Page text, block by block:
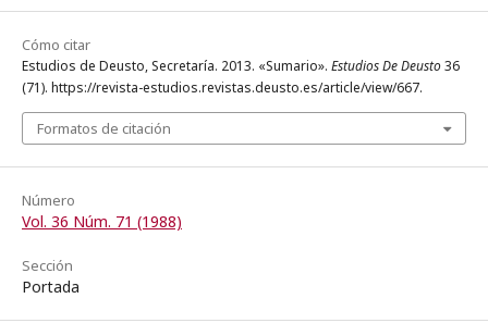
Cómo citar
Estudios de Deusto, Secretaría. 2013. «Sumario». Estudios De Deusto36
(71). https://revista-estudios.revistas.deusto.es/article/view/667.
Formatos de citación
Número
Vol. 36 Núm. 71 (1988)
Sección
Portada